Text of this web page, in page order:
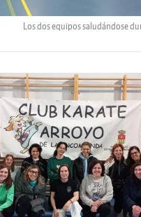
Los dos equipos saludándose